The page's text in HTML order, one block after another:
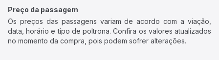
Preço da passagem
Os preços das passagens variam de acordo com a viação,
data, horário e tipo de poltrona. Confira os valores atualizados
no momento da compra, pois podem sofrer alterações.